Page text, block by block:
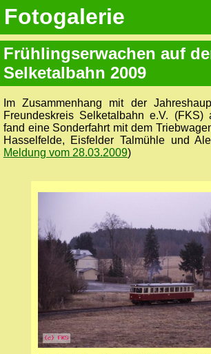
Fotogalerie
Frühlingserwachen auf
Selketalbahn 2009
Im Zusammenhang mit der
Freundeskreis Selketalbahn e.V.
fand eine Sonderfahrt mit dem
Hasselfelde, Eisfelder Talmühle und
Meldung vom 28.03.2009)